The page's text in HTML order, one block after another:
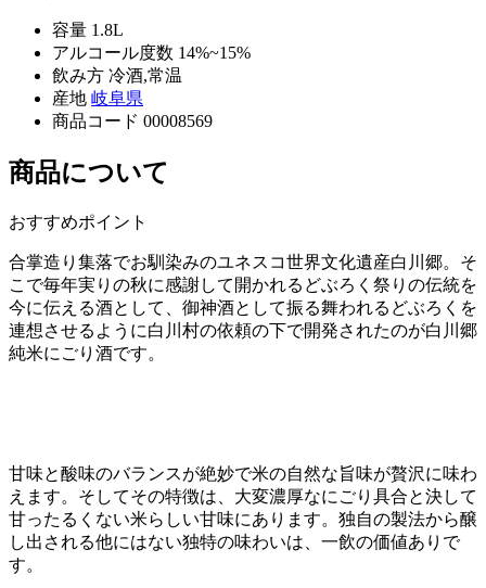
容量 1.8L
アルコール度数 14%~15%
飲み方 冷酒,常温
産地 岐阜県
商品コード 00008569
商品について
おすすめポイント
合掌造り集落でお馴染みのユネスコ世界文化遺産白川郷。そ
こで毎年実りの秋に感謝して開かれるどぶろく祭りの伝統を
今に伝える酒として、御神酒として振る舞われるどぶろくを
連想させるように白川村の依頼の下で開発されたのが白川郷
純米にごり酒です。
甘味と酸味のバランスが絶妙で米の自然な旨味が贅沢に味わ
えます。そしてその特徴は、大変濃厚なにごり具合と決して
甘ったるくない米らしい甘味にあります。独自の製法から醸
し出される他にはない独特の味わいは、一飲の価値ありで
す。